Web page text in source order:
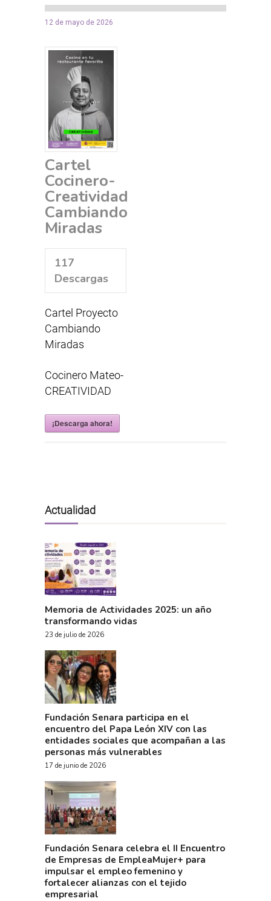
12 de mayo de 2026
Cartel
Cocinero-
Creatividad
Cambiando
Miradas
117
Descargas
Cartel Proyecto
Cambiando
Miradas
Cocinero Mateo-
CREATIVIDAD
¡Descarga ahora!
Actualidad
Memoria de Actividades 2025: un año
transformando vidas
23 de julio de 2026
Fundación Senara participa en el
encuentro del Papa León XIV con las
entidades sociales que acompañan a las
personas más vulnerables
17 de junio de 2026
Fundación Senara celebra el II Encuentro
de Empresas de EmpleaMujer+ para
impulsar el empleo femenino y
fortalecer alianzas con el tejido
empresarial